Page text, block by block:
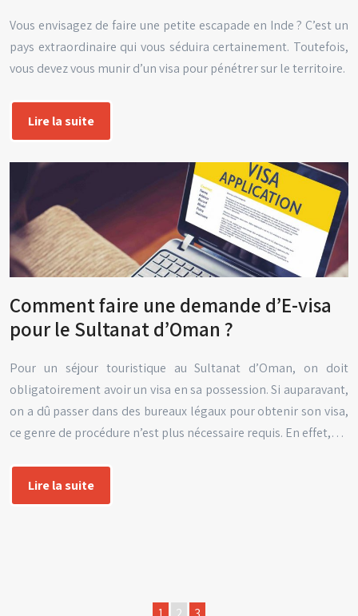
Vous envisagez de faire une petite escapade en Inde ? C’est un
pays extraordinaire qui vous séduira certainement. Toutefois,
vous devez vous munir d’un visa pour pénétrer sur le territoire.
Lire la suite
Comment faire une demande d’E-visa
pour le Sultanat d’Oman ?
Pour un séjour touristique au Sultanat d’Oman, on doit
obligatoirement avoir un visa en sa possession. Si auparavant,
on a dû passer dans des bureaux légaux pour obtenir son visa,
ce genre de procédure n’est plus nécessaire requis. En effet,…
Lire la suite